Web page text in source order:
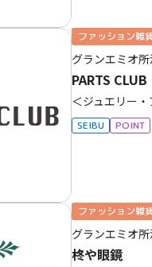
ファッション雑
グランエミオ
PARTS CLUB
＜ジュエリー
SEIBU POINT
ファッション雑
グランエミオ
柊や眼鏡